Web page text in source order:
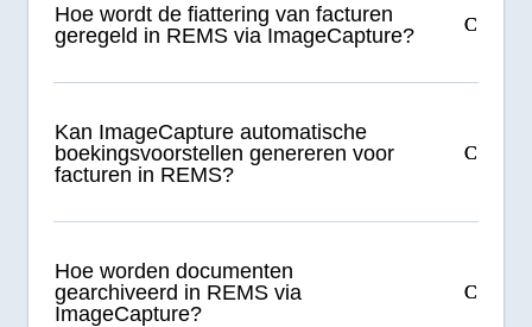
Hoe wordt de fiattering van facturen
geregeld in REMS via ImageCapture?
Kan ImageCapture automatische
boekingsvoorstellen genereren voor
facturen in REMS?
Hoe worden documenten
gearchiveerd in REMS via
ImageCapture?